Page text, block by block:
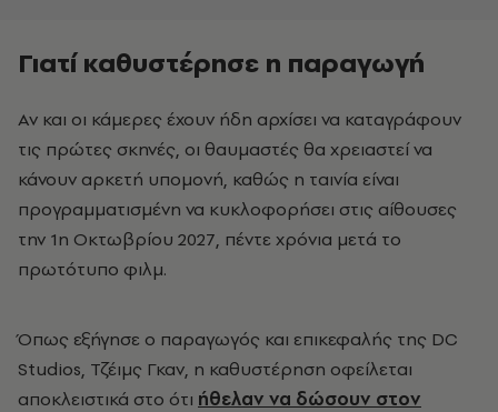
Γιατί καθυστέρησε η παραγωγή
Αν και οι κάμερες έχουν ήδη αρχίσει να καταγράφουν
τις πρώτες σκηνές, οι θαυμαστές θα χρειαστεί να
κάνουν αρκετή υπομονή, καθώς η ταινία είναι
προγραμματισμένη να κυκλοφορήσει στις αίθουσες
την 1η Οκτωβρίου 2027, πέντε χρόνια μετά το
πρωτότυπο φιλμ.
Όπως εξήγησε ο παραγωγός και επικεφαλής της DC
Studios, Τζέιμς Γκαν, η καθυστέρηση οφείλεται
αποκλειστικά στο ότι ήθελαν να δώσουν στον